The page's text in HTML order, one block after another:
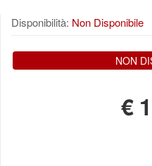
Disponibilità: Non Disponibile
NON
€